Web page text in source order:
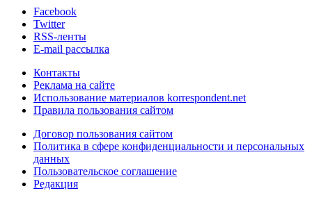
Facebook
Twitter
RSS-ленты
E-mail рассылка
Контакты
Реклама на сайте
Использование материалов korrespondent.net
Правила пользования сайтом
Договор пользования сайтом
Политика в сфере конфиденциальности и персональных
данных
Пользовательское соглашение
Редакция